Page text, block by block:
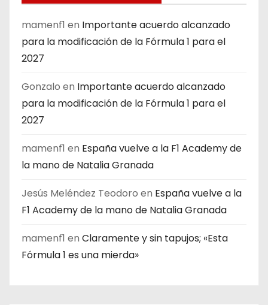
mamenf1 en Importante acuerdo alcanzado
para la modificación de la Fórmula 1 para el
2027
Gonzalo en Importante acuerdo alcanzado
para la modificación de la Fórmula 1 para el
2027
mamenf1 en España vuelve a la F1 Academy de
la mano de Natalia Granada
Jesús Meléndez Teodoro en España vuelve a la
F1 Academy de la mano de Natalia Granada
mamenf1 en Claramente y sin tapujos; «Esta
Fórmula 1 es una mierda»